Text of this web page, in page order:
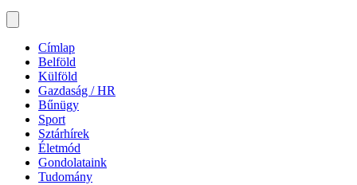
Címlap
Belföld
Külföld
Gazdaság / HR
Bűnügy
Sport
Sztárhírek
Életmód
Gondolataink
Tudomány